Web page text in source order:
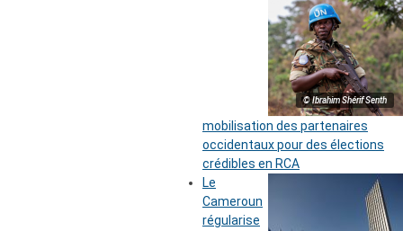
© Ibrahim Shérif Senth
mobilisation des partenaires
occidentaux pour des élections
crédibles en RCA
Le
Cameroun
régularise